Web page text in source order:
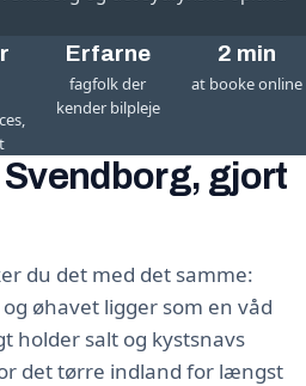
Erfarne
fagfolk der
kender bilpleje
2 min
at booke online
gjort
du det med det samme:
øhavet ligger som en våd
holder salt og kystsnavs
det tørre indland for længst